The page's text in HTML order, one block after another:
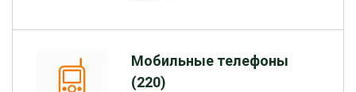
Мобильные телефоны
(220)